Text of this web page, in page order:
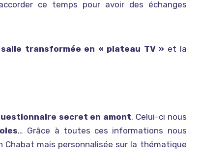
ce temps pour avoir des échanges
transformée en « plateau TV » et la
secret en amont. Celui-ci nous
… Grâce à toutes ces informations nous
Chabat mais personnalisée sur la thématique